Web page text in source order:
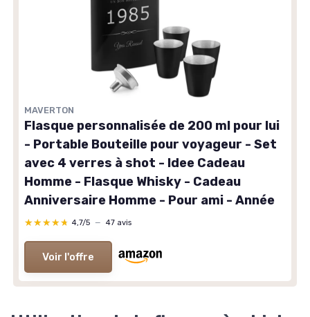
MAVERTON
Flasque personnalisée de 200 ml pour lui
- Portable Bouteille pour voyageur - Set
avec 4 verres à shot - Idee Cadeau
Homme - Flasque Whisky - Cadeau
Anniversaire Homme - Pour ami - Année
★★★★★
★★★★★ 4,7/5 — 47 avis
Voir l'offre